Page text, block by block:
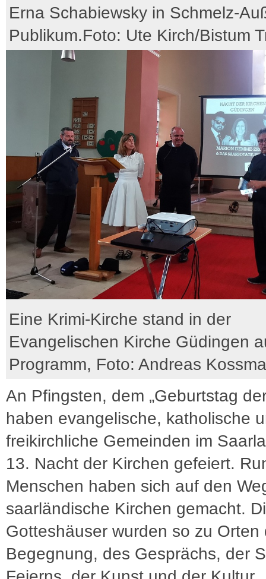
Erna Schabiewsky in Schmelz-
Publikum.Foto: Ute Kirch/Bistum
Eine Krimi-Kirche stand in der
Evangelischen Kirche Güdingen
Programm, Foto: Andreas
An Pfingsten, dem „Geburtstag
haben evangelische, katholische
freikirchliche Gemeinden im
13. Nacht der Kirchen gefeiert.
Menschen haben sich auf den
saarländische Kirchen gemacht.
Gotteshäuser wurden so zu Orten
Begegnung, des Gesprächs, der